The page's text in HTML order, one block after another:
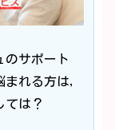
のサポート
まれる方は,
ては？